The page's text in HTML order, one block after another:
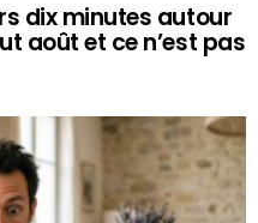
dix minutes autour
août et ce n’est pas